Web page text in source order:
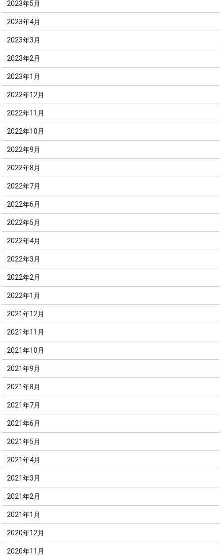
2023年5月
2023年4月
2023年3月
2023年2月
2023年1月
2022年12月
2022年11月
2022年10月
2022年9月
2022年8月
2022年7月
2022年6月
2022年5月
2022年4月
2022年3月
2022年2月
2022年1月
2021年12月
2021年11月
2021年10月
2021年9月
2021年8月
2021年7月
2021年6月
2021年5月
2021年4月
2021年3月
2021年2月
2021年1月
2020年12月
2020年11月